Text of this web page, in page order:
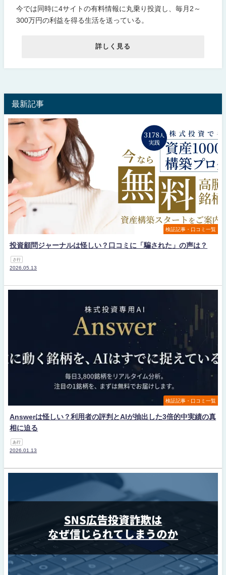
今では同時に4サイトの有料情報に丸乗り投資し、毎月2～
300万円の利益を得る生活を送っている。
詳しく見る
最新記事
検証記事・口コミ一覧
投資顧問ジャーナルは怪しい？口コミに「騙された」の声は？
さ行
2026.05.13
検証記事・口コミ一覧
Answerは怪しい？利用者の評判とAIが抽出した3倍的中実績の真
相に迫る
あ行
2026.01.13